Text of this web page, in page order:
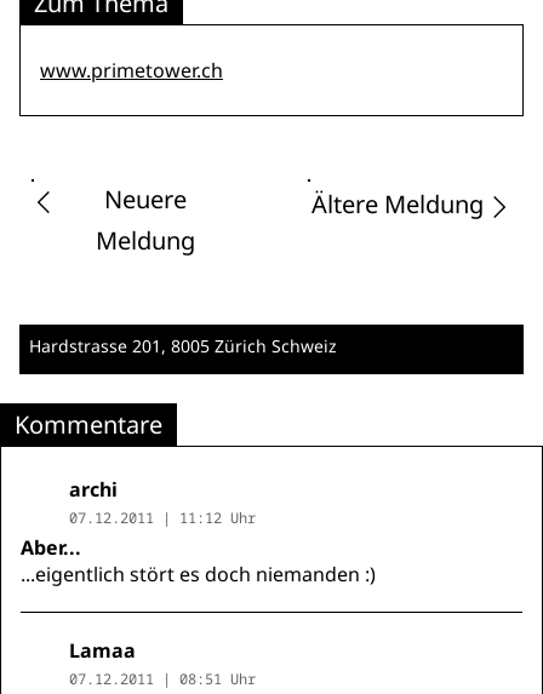
www.primetower.ch
Neuere
Meldung
Ältere Meldung
Hardstrasse 201 , 8005 Zürich Schweiz
Kommentare
archi
07.12.2011 | 11:12 Uhr
Aber...
...eigentlich stört es doch niemanden :)
Lamaa
07.12.2011 | 08:51 Uhr